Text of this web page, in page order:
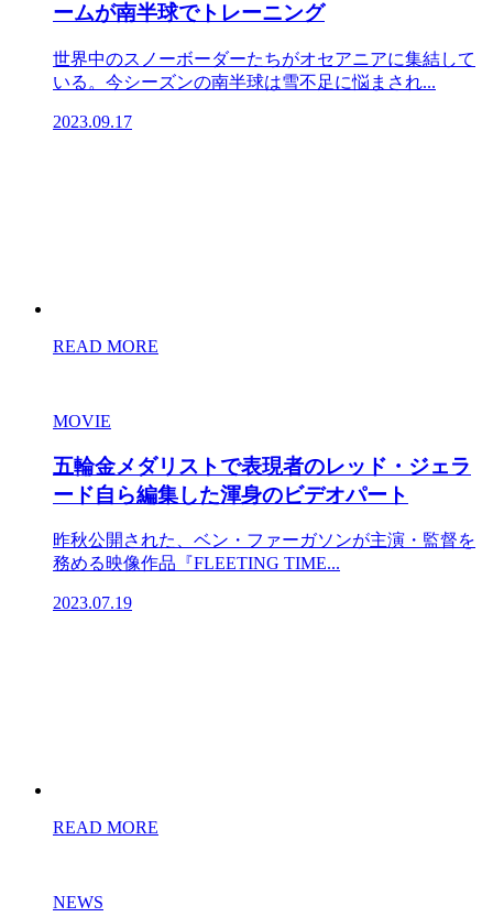
ームが南半球でトレーニング
世界中のスノーボーダーたちがオセアニアに集結して
いる。今シーズンの南半球は雪不足に悩まされ...
2023.09.17
READ MORE
MOVIE
五輪金メダリストで表現者のレッド・ジェラ
ード自ら編集した渾身のビデオパート
昨秋公開された、ベン・ファーガソンが主演・監督を
務める映像作品『FLEETING TIME...
2023.07.19
READ MORE
NEWS